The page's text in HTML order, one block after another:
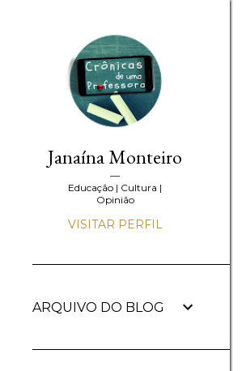
Janaína Monteiro
Educação | Cultura |
Opinião
VISITAR PERFIL
ARQUIVO DO BLOG